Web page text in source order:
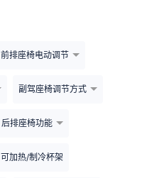
前排座椅电动调节
副驾座椅调节方式
后排座椅功能
可加热/制冷杯架